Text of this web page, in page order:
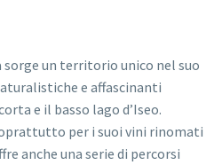
sorge un territorio unico nel suo
e affascinanti
e il basso lago d’Iseo.
per i suoi vini rinomati
anche una serie di percorsi